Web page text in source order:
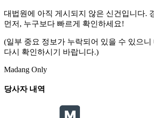
대법원에 아직 게시되지 않은 신건입니다.
먼저, 누구보다 빠르게 확인하세요!
(일부 중요 정보가 누락되어 있을 수 있으니
다시 확인하시기 바랍니다.)
Madang Only
당사자 내역